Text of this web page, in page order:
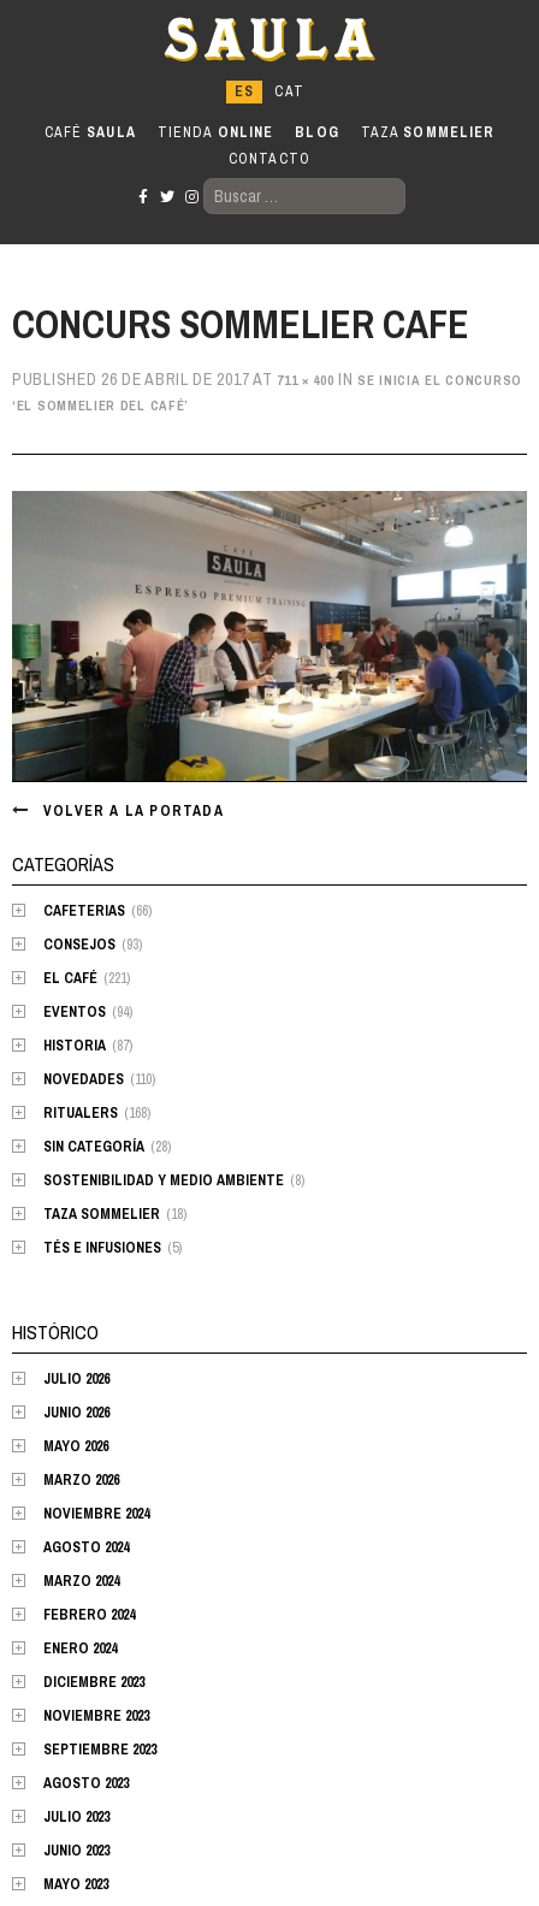
CAFÉ SAULA TIENDA ONLINE BLOG TAZA SOMMELIER
CONTACTO
BUSCAR:
CONCURS SOMMELIER CAFE
PUBLISHED 26 DE ABRIL DE 2017AT 711 × 400 IN SE INICIA EL CONCURSO
‘EL SOMMELIER DEL CAFÉ’
VOLVER A LA PORTADA
CATEGORÍAS
CAFETERIAS (66)
CONSEJOS (93)
EL CAFÉ (221)
EVENTOS (94)
HISTORIA (87)
NOVEDADES (110)
RITUALERS (168)
SIN CATEGORÍA (28)
SOSTENIBILIDAD Y MEDIO AMBIENTE (8)
TAZA SOMMELIER (18)
TÉS E INFUSIONES (5)
HISTÓRICO
JULIO 2026
JUNIO 2026
MAYO 2026
MARZO 2026
NOVIEMBRE 2024
AGOSTO 2024
MARZO 2024
FEBRERO 2024
ENERO 2024
DICIEMBRE 2023
NOVIEMBRE 2023
SEPTIEMBRE 2023
AGOSTO 2023
JULIO 2023
JUNIO 2023
MAYO 2023